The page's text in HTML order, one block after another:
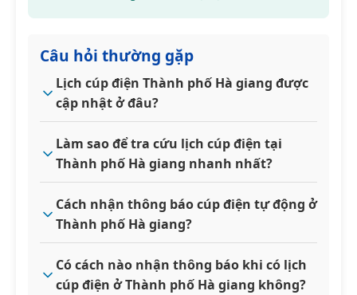
Câu hỏi thường gặp
Lịch cúp điện Thành phố Hà giang được
cập nhật ở đâu?
Làm sao để tra cứu lịch cúp điện tại
Thành phố Hà giang nhanh nhất?
Cách nhận thông báo cúp điện tự động ở
Thành phố Hà giang?
Có cách nào nhận thông báo khi có lịch
cúp điện ở Thành phố Hà giang không?